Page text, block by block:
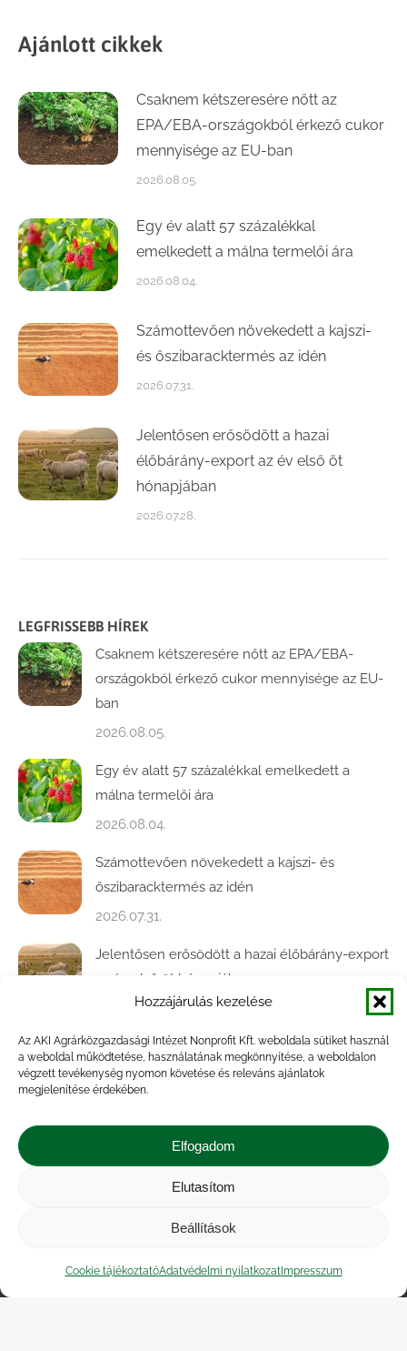
Hozzájárulás kezelése
Az AKI Agrárközgazdasági Intézet Nonprofit Kft. weboldala sütiket használ
a weboldal működtetése, használatának megkönnyítése, a weboldalon
végzett tevékenység nyomon követése és releváns ajánlatok
megjelenítése érdekében.
Elfogadom
Elutasítom
Beállítások
Cookie tájékoztatóAdatvédelmi nyilatkozatImpresszum
Ajánlott cikkek
Csaknem kétszeresére nőtt az
EPA/EBA-országokból érkező cukor
mennyisége az EU-ban
2026.08.05.
Egy év alatt 57 százalékkal
emelkedett a málna termelői ára
2026.08.04.
Számottevően növekedett a kajszi-
és őszibaracktermés az idén
2026.07.31.
Jelentősen erősödött a hazai
élőbárány-export az év első öt
hónapjában
2026.07.28.
LEGFRISSEBB HÍREK
Csaknem kétszeresére nőtt az EPA/EBA-
országokból érkező cukor mennyisége az EU-
ban
2026.08.05.
Egy év alatt 57 százalékkal emelkedett a
málna termelői ára
2026.08.04.
Számottevően növekedett a kajszi- és
őszibaracktermés az idén
2026.07.31.
Jelentősen erősödött a hazai élőbárány-export
az év első öt hónapjában
2026.07.28.
Közel ötödével bővült a baromfivágás
Magyarországon
A végéhez közelít az őszi búza betakarítása
2026.07.21.
Közérdekű adatok
| Adatvédelmi nyilatkozat
|